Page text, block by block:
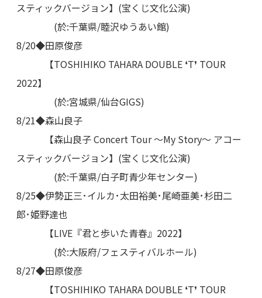
スティックバージョン】(宝くじ文化公演)
(於:千葉県/睦沢ゆうあい館)
8/20◆田原俊彦
【TOSHIHIKO TAHARA DOUBLE ❛T❜ TOUR
2022】
(於:宮城県/仙台GIGS)
8/21◆森山良子
【森山良子 Concert Tour ～My Story～ アコー
スティックバージョン】(宝くじ文化公演)
(於:千葉県/白子町青少年センター)
8/25◆伊勢正三･イルカ･太田裕美･尾崎亜美･杉田二
郎･姫野達也
【LIVE『君と歩いた青春』2022】
(於:大阪府/フェスティバルホール)
8/27◆田原俊彦
【TOSHIHIKO TAHARA DOUBLE ❛T❜ TOUR